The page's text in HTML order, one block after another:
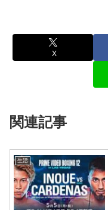
X
関連記事
生活